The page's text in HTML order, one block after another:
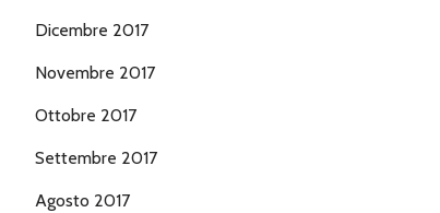
Dicembre 2017
Novembre 2017
Ottobre 2017
Settembre 2017
Agosto 2017